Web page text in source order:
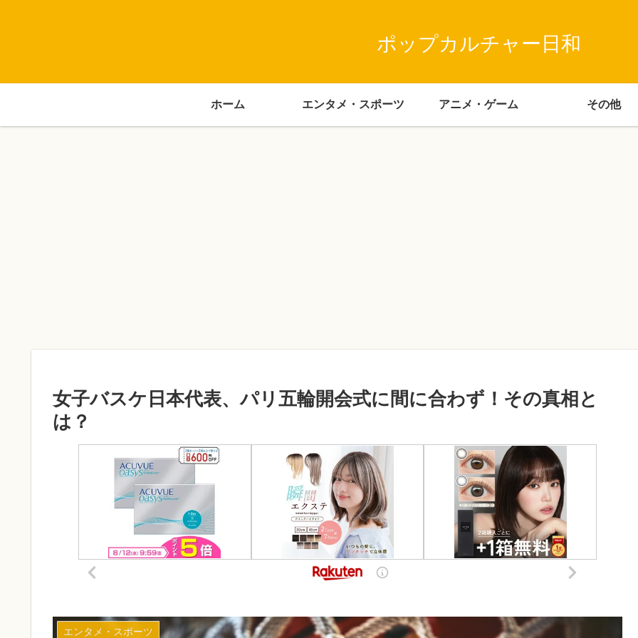
ポップカルチャー日和
ホーム エンタメ・スポーツ アニメ・ゲーム その他
女子バスケ日本代表、パリ五輪開会式に間に合わず！その真相と
は？
エンタメ・スポーツ